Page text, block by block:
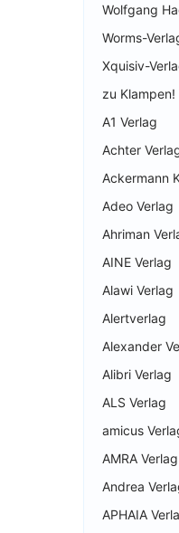
Wolfgang
Worms-
Xquisiv-
zu Klampen!
A1 Verlag
Achter
Ackermann
Adeo Verlag
Ahriman
AINE Verlag
Alawi Verlag
Alertverlag
Alexander
Alibri Verlag
ALS Verlag
amicus
AMRA Verlag
Andrea
APHAIA